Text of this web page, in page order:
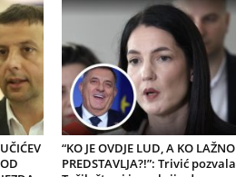
“KO JE OVDJE LUD, A KO LAŽNO
PREDSTAVLJA?!”: Trivić pozvala